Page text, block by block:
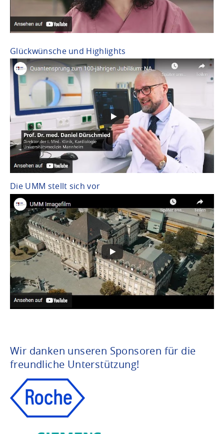
Glückwünsche und Highlights
Die UMM stellt sich vor
Wir danken unseren Sponsoren für die
freundliche Unterstützung!